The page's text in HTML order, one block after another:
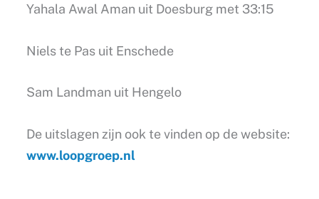
Yahala Awal Aman uit Doesburg met 33:15
Niels te Pas uit Enschede
Sam Landman uit Hengelo
De uitslagen zijn ook te vinden op de website:
www.loopgroep.nl